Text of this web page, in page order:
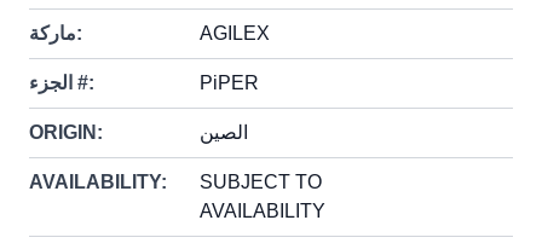
ماركة: AGILEX
الجزء #: PiPER
ORIGIN: الصين
AVAILABILITY:
SUBJECT TO
AVAILABILITY